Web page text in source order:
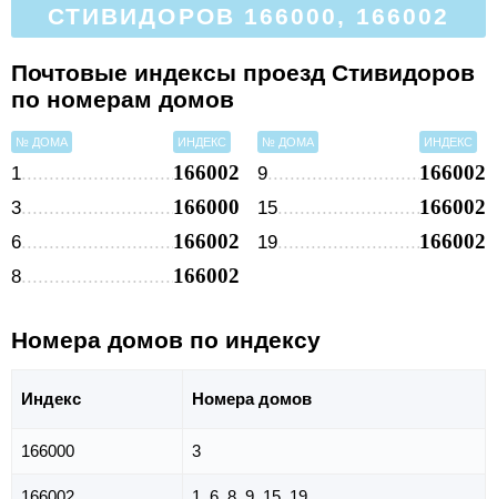
СТИВИДОРОВ 166000, 166002
Почтовые индексы проезд Стивидоров
по номерам домов
№ ДОМА ИНДЕКС
1 166002
3 166000
6 166002
8 166002
№ ДОМА ИНДЕКС
9 166002
15 166002
19 166002
Номера домов по индексу
Индекс Номера домов
166000 3